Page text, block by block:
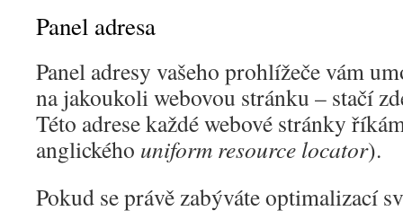
Panel adresa
Panel adresy vašeho prohlížeče vám
na jakoukoli webovou stránku – stačí
Této adrese každé webové stránky
anglického uniform resource locator).
Pokud se právě zabýváte optimalizací